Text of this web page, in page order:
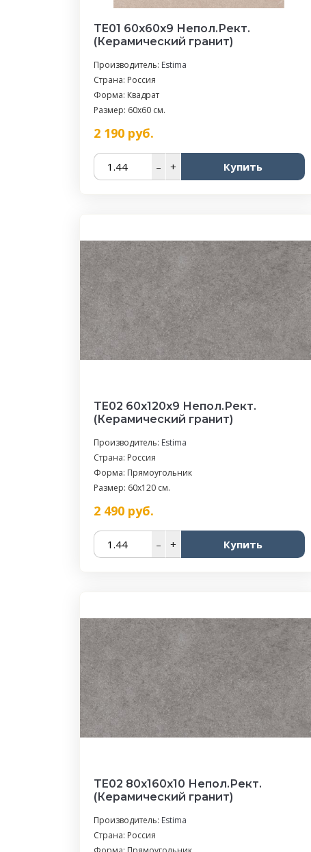
TE01 60x60x9 Непол.Рект.
(Керамический гранит)
Производитель: Estima
Страна: Россия
Форма: Квадрат
Размер: 60x60 см.
2 190 руб.
– + Купить
TE02 60x120x9 Непол.Рект.
(Керамический гранит)
Производитель: Estima
Страна: Россия
Форма: Прямоугольник
Размер: 60x120 см.
2 490 руб.
– + Купить
TE02 80x160x10 Непол.Рект.
(Керамический гранит)
Производитель: Estima
Страна: Россия